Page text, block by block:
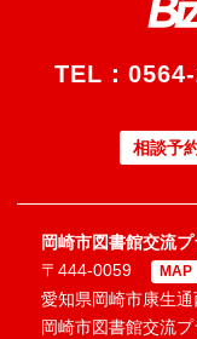
TEL：
相談予
岡崎市図書館交流
〒444-0059
MAP
愛知県岡崎市康生通
岡崎市図書館交流